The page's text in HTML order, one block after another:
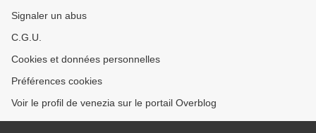
Signaler un abus
C.G.U.
Cookies et données personnelles
Préférences cookies
Voir le profil de venezia sur le portail Overblog